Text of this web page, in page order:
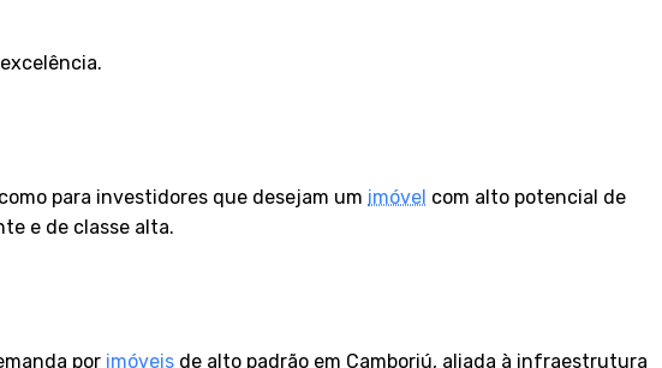
para investidores que desejam um imóvel com alto potencial de
e de classe alta.
por imóveis de alto padrão em Camboriú, aliada à infraestrutura